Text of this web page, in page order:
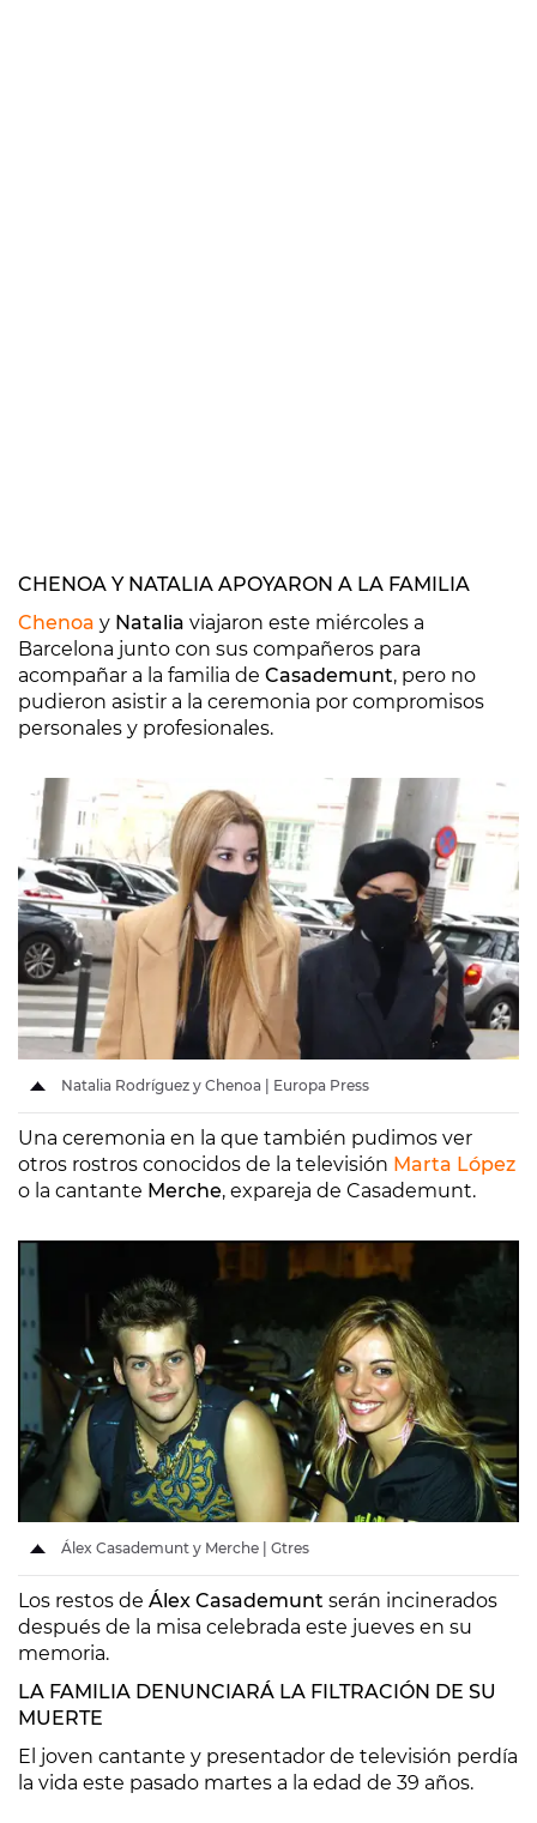
CHENOA Y NATALIA APOYARON A LA FAMILIA
Chenoa y Natalia viajaron este miércoles a
Barcelona junto con sus compañeros para
acompañar a la familia de Casademunt, pero no
pudieron asistir a la ceremonia por compromisos
personales y profesionales.
Natalia Rodríguez y Chenoa | Europa Press
Una ceremonia en la que también pudimos ver
otros rostros conocidos de la televisión Marta López
o la cantante Merche, expareja de Casademunt.
Álex Casademunt y Merche | Gtres
Los restos de Álex Casademunt serán incinerados
después de la misa celebrada este jueves en su
memoria.
LA FAMILIA DENUNCIARÁ LA FILTRACIÓN DE SU
MUERTE
El joven cantante y presentador de televisión perdía
la vida este pasado martes a la edad de 39 años.